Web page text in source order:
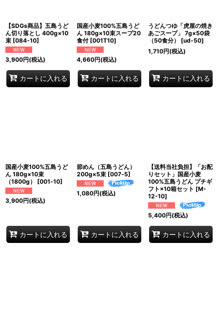
【SDGs商品】五島うど
ん切り落とし 400g×10
束 [084-10]
3,900円(税込)
カートに入れる
国産小麦100%五島うど
ん 180g×10束スープ20
食付 [001T10]
4,660円(税込)
カートに入れる
うどんつゆ「虎屋の焼き
あごスープ」 7g×50袋
（50食分）
[ud-50]
1,710円(税込)
カートに入れる
国産小麦100%五島うど
ん 180g×10束
（1800g）
[001‐10]
3,900円(税込)
カートに入れる
節めん（五島うどん）
200g×5束 [007‐5]
1,080円(税込)
カートに入れる
【送料当社負担】「お配
りセット」国産小麦
100%五島うどん プチギ
フト×10箱セット [M-
12-10]
5,400円(税込)
カートに入れる